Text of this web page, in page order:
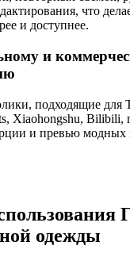
что
и доступнее.
и
подходящие для
Xiaohongshu, Bilibili,
и превью модных
одежды